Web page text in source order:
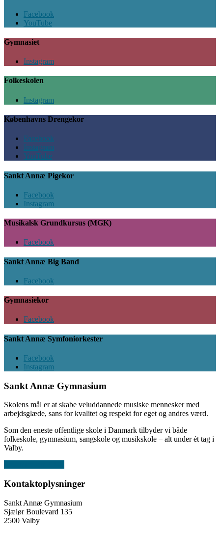
Facebook
YouTube
Gymnasiet
Instagram
Folkeskolen
Instagram
Københavns Drengekor
Facebook
Instagram
YouTube
Sankt Annæ Pigekor
Facebook
Instagram
Musikalsk Grundkursus (MGK)
Facebook
Sankt Annæ Big Band
Facebook
Gymnasiekor
Facebook
Sankt Annæ Symfoniorkester
Facebook
Instagram
Sankt Annæ Gymnasium
Skolens mål er at skabe veluddannede musiske mennesker med
arbejdsglæde, sans for kvalitet og respekt for eget og andres værd.
Som den eneste offentlige skole i Danmark tilbyder vi både
folkeskole, gymnasium, sangskole og musikskole – alt under ét tag i
Valby.
Kontaktoplysninger
Sankt Annæ Gymnasium
Sjælør Boulevard 135
2500 Valby